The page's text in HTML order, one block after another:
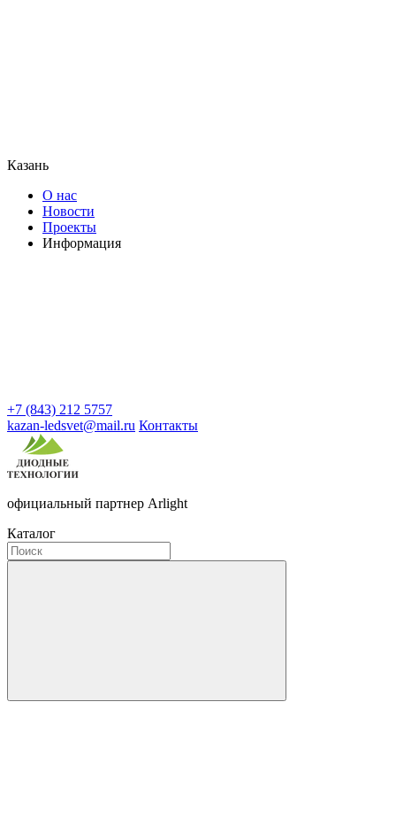
Казань
О нас
Новости
Проекты
Информация
+7 (843) 212 5757
kazan-ledsvet@mail.ru Контакты
официальный партнер Arlight
Каталог